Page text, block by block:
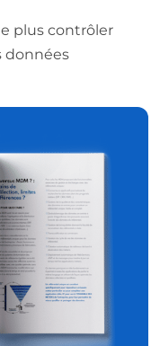
plus contrôler
données